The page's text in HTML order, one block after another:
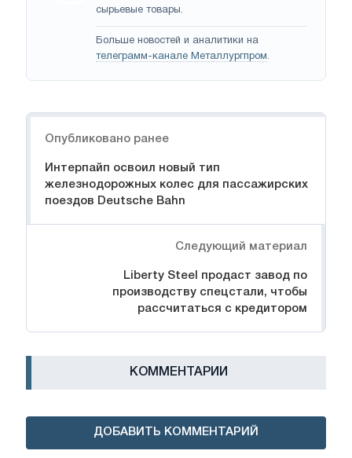
сырьевые товары.
Больше новостей и аналитики на
телеграмм-канале Металлургпром.
Опубликовано ранее
Интерпайп освоил новый тип
железнодорожных колес для пассажирских
поездов Deutsche Bahn
Следующий материал
Liberty Steel продаст завод по
производству спецстали, чтобы
рассчитаться с кредитором
КОММЕНТАРИИ
ДОБАВИТЬ КОММЕНТАРИЙ